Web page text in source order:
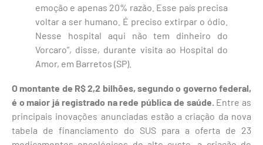
emoção e apenas 20% razão. Esse país precisa
voltar a ser humano. É preciso extirpar o ódio.
Nesse hospital aqui não tem dinheiro do
Vorcaro”, disse, durante visita ao Hospital do
Amor, em Barretos (SP).
O montante de R$ 2,2 bilhões, segundo o governo federal,
é o maior já registrado na rede pública de saúde. Entre as
principais inovações anunciadas estão a criação da nova
tabela de financiamento do SUS para a oferta de 23